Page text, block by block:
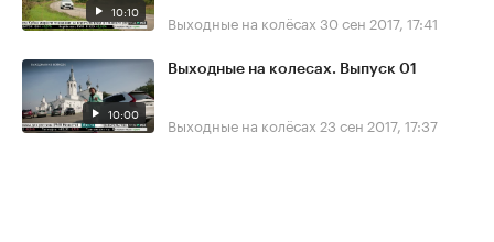
10:10 Выходные на колёсах 30 сен 2017, 17:41
10:00
Выходные на колесах. Выпуск 01
Выходные на колёсах 23 сен 2017, 17:37